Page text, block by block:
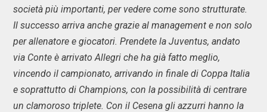
società più importanti, per vedere come sono strutturate.
Il successo arriva anche grazie al management e non solo
per allenatore e giocatori. Prendete la Juventus, andato
via Conte è arrivato Allegri che ha già fatto meglio,
vincendo il campionato, arrivando in finale di Coppa Italia
e soprattutto di Champions, con la possibilità di centrare
un clamoroso triplete. Con il Cesena gli azzurri hanno la